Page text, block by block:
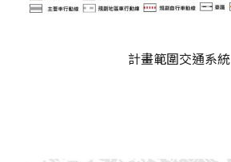
計畫範圍交通系統